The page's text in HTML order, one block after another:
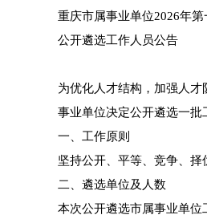
重庆市属事业单位2026年第
公开遴选工作人员公告
为优化人才结构，加强人
事业单位决定公开遴选一批
一、工作原则
坚持公开、平等、竞争、择
二、遴选单位及人数
本次公开遴选市属事业单